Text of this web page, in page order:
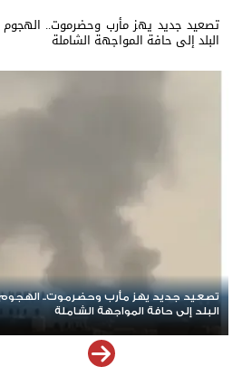
تصعيد جديد يهز مأرب وحضرموت.. الهجوم
البلد إلى حافة المواجهة الشاملة
مسيرة حاشدة في باعلال بتريم تجدد
الشعبي السلمي